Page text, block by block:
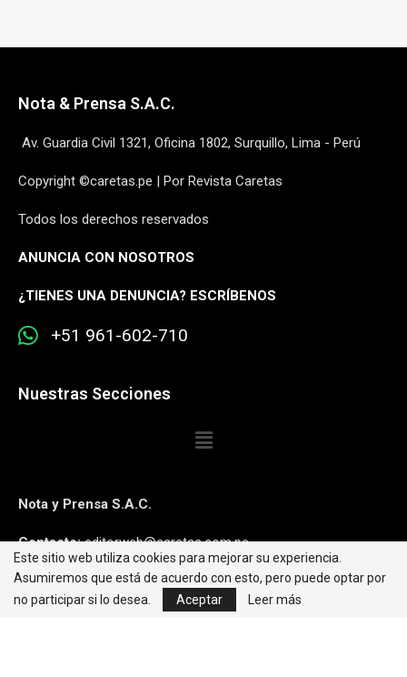
Nota & Prensa S.A.C.
Av. Guardia Civil 1321, Oficina 1802, Surquillo, Lima - Perú
Copyright ©caretas.pe | Por Revista Caretas
Todos los derechos reservados
ANUNCIA CON NOSOTROS
¿TIENES UNA DENUNCIA? ESCRÍBENOS
+51 961-602-710
Nuestras Secciones
Nota y Prensa S.A.C.
Contacto:editorweb@caretas.com.pe
Síguenos:
Este sitio web utiliza cookies para mejorar su experiencia.
Asumiremos que está de acuerdo con esto, pero puede optar por
no participar si lo desea.
Aceptar Leer más